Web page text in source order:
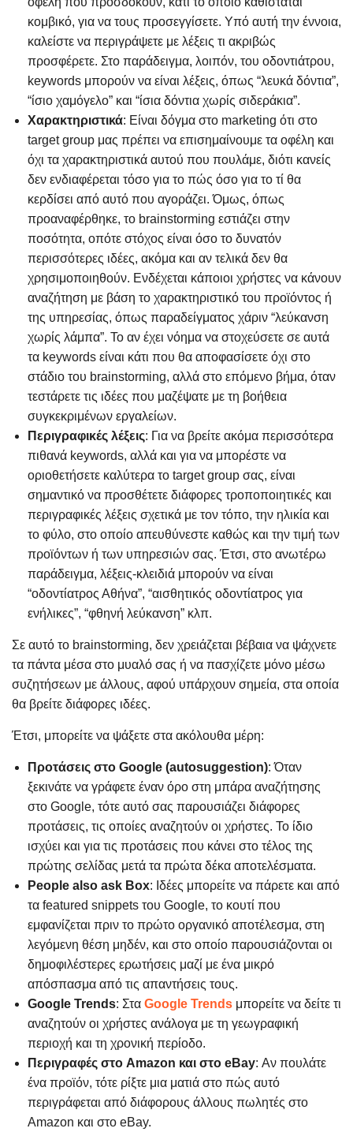
κομβικό, για να τους προσεγγίσετε. Υπό αυτή την έννοια,
καλείστε να περιγράψετε με λέξεις τι ακριβώς
προσφέρετε. Στο παράδειγμα, λοιπόν, του οδοντιάτρου,
keywords μπορούν να είναι λέξεις, όπως “λευκά δόντια”,
“ίσιο χαμόγελο” και “ίσια δόντια χωρίς σιδεράκια”.
Χαρακτηριστικά: Είναι δόγμα στο marketing ότι στο
target group μας πρέπει να επισημαίνουμε τα οφέλη και
όχι τα χαρακτηριστικά αυτού που πουλάμε, διότι κανείς
δεν ενδιαφέρεται τόσο για το πώς όσο για το τί θα
κερδίσει από αυτό που αγοράζει. Όμως, όπως
προαναφέρθηκε, το brainstorming εστιάζει στην
ποσότητα, οπότε στόχος είναι όσο το δυνατόν
περισσότερες ιδέες, ακόμα και αν τελικά δεν θα
χρησιμοποιηθούν. Ενδέχεται κάποιοι χρήστες να κάνουν
αναζήτηση με βάση το χαρακτηριστικό του προϊόντος ή
της υπηρεσίας, όπως παραδείγματος χάριν “λεύκανση
χωρίς λάμπα”. Το αν έχει νόημα να στοχεύσετε σε αυτά
τα keywords είναι κάτι που θα αποφασίσετε όχι στο
στάδιο του brainstorming, αλλά στο επόμενο βήμα, όταν
τεστάρετε τις ιδέες που μαζέψατε με τη βοήθεια
συγκεκριμένων εργαλείων.
Περιγραφικές λέξεις: Για να βρείτε ακόμα περισσότερα
πιθανά keywords, αλλά και για να μπορέστε να
οριοθετήσετε καλύτερα το target group σας, είναι
σημαντικό να προσθέτετε διάφορες τροποποιητικές και
περιγραφικές λέξεις σχετικά με τον τόπο, την ηλικία και
το φύλο, στο οποίο απευθύνεστε καθώς και την τιμή των
προϊόντων ή των υπηρεσιών σας. Έτσι, στο ανωτέρω
παράδειγμα, λέξεις-κλειδιά μπορούν να είναι
“οδοντίατρος Αθήνα”, “αισθητικός οδοντίατρος για
ενήλικες”, “φθηνή λεύκανση” κλπ.
Σε αυτό το brainstorming, δεν χρειάζεται βέβαια να ψάχνετε
τα πάντα μέσα στο μυαλό σας ή να πασχίζετε μόνο μέσω
συζητήσεων με άλλους, αφού υπάρχουν σημεία, στα οποία
θα βρείτε διάφορες ιδέες.
Έτσι, μπορείτε να ψάξετε στα ακόλουθα μέρη:
Προτάσεις στο Google (autosuggestion): Όταν
ξεκινάτε να γράφετε έναν όρο στη μπάρα αναζήτησης
στο Google, τότε αυτό σας παρουσιάζει διάφορες
προτάσεις, τις οποίες αναζητούν οι χρήστες. Το ίδιο
ισχύει και για τις προτάσεις που κάνει στο τέλος της
πρώτης σελίδας μετά τα πρώτα δέκα αποτελέσματα.
People also ask Box: Ιδέες μπορείτε να πάρετε και από
τα featured snippets του Google, το κουτί που
εμφανίζεται πριν το πρώτο οργανικό αποτέλεσμα, στη
λεγόμενη θέση μηδέν, και στο οποίο παρουσιάζονται οι
δημοφιλέστερες ερωτήσεις μαζί με ένα μικρό
απόσπασμα από τις απαντήσεις τους.
Google Trends: Στα Google Trends μπορείτε να δείτε τι
αναζητούν οι χρήστες ανάλογα με τη γεωγραφική
περιοχή και τη χρονική περίοδο.
Περιγραφές στο Amazon και στο eBay: Αν πουλάτε
ένα προϊόν, τότε ρίξτε μια ματιά στο πώς αυτό
περιγράφεται από διάφορους άλλους πωλητές στο
Amazon και στο eBay.